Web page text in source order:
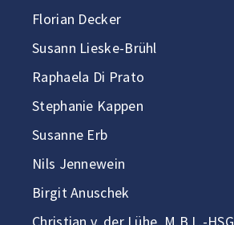
Florian Decker
Susann Lieske-Brühl
Raphaela Di Prato
Stephanie Kappen
Susanne Erb
Nils Jennewein
Birgit Anuschek